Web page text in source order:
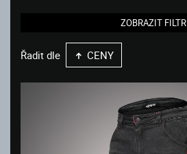
ZOBRAZIT FILTR
Řadit dle CENY